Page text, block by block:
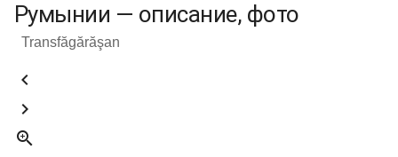
Румынии — описание, фото
Transfăgărăşan


